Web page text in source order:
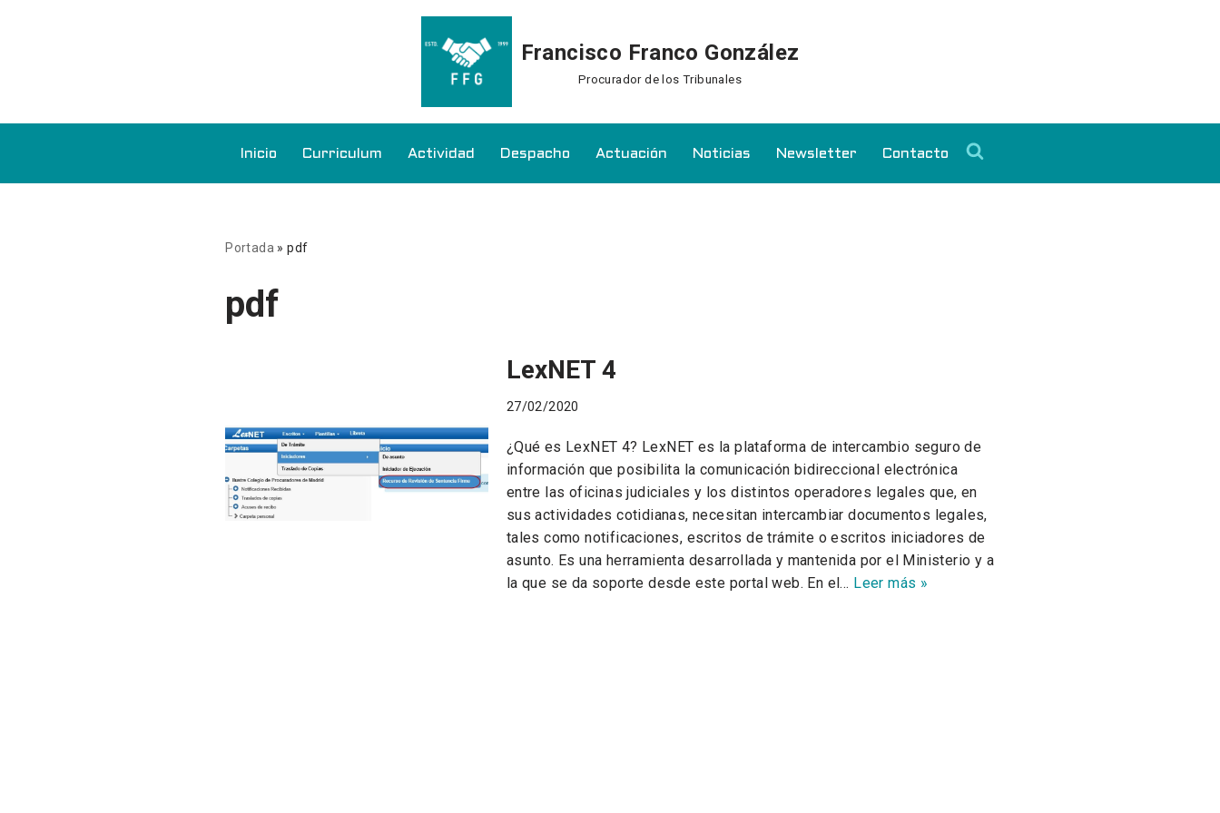
Francisco Franco González
Procurador de los Tribunales
Inicio Curriculum Actividad Despacho Actuación Noticias Newsletter Contacto
Portada »pdf
pdf
LexNET 4
27/02/2020
¿Qué es LexNET 4? LexNET es la plataforma de intercambio seguro de
información que posibilita la comunicación bidireccional electrónica
entre las oficinas judiciales y los distintos operadores legales que, en
sus actividades cotidianas, necesitan intercambiar documentos legales,
tales como notificaciones, escritos de trámite o escritos iniciadores de
asunto. Es una herramienta desarrollada y mantenida por el Ministerio y a
la que se da soporte desde este portal web. En el… Leer más »